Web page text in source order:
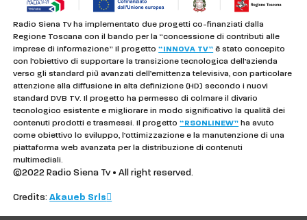
Radio Siena Tv ha implementato due progetti co-finanziati dalla
Regione Toscana con il bando per la “concessione di contributi alle
imprese di informazione” Il progetto“INNOVA TV” è stato concepito
con l’obiettivo di supportare la transizione tecnologica dell’azienda
verso gli standard più avanzati dell’emittenza televisiva, con particolare
attenzione alla diffusione in alta definizione (HD) secondo i nuovi
standard DVB TV. Il progetto ha permesso di colmare il divario
tecnologico esistente e migliorare in modo significativo la qualità dei
contenuti prodotti e trasmessi. Il progetto“RSONLINEW” ha avuto
come obiettivo lo sviluppo, l’ottimizzazione e la manutenzione di una
piattaforma web avanzata per la distribuzione di contenuti
multimediali.
©2022 Radio Siena Tv • All right reserved.
Credits:Akaueb Srls